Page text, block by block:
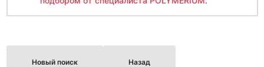
Новый поиск Назад